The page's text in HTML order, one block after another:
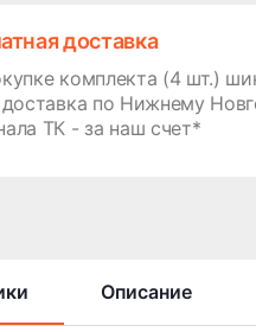
доставка
комплекта (4 шт.)
доставка по Нижнему
ТК - за наш счет*
Описание